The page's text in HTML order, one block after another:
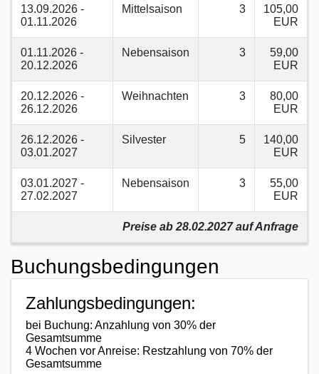
13.09.2026 -
01.11.2026
Mittelsaison 3
105,00
EUR
01.11.2026 -
20.12.2026
Nebensaison 3
59,00
EUR
20.12.2026 -
26.12.2026
Weihnachten 3
80,00
EUR
26.12.2026 -
03.01.2027
Silvester 5
140,00
EUR
03.01.2027 -
27.02.2027
Nebensaison 3
55,00
EUR
Preise ab 28.02.2027 auf Anfrage
Buchungsbedingungen
Zahlungsbedingungen:
bei Buchung: Anzahlung von 30% der
Gesamtsumme
4 Wochen vor Anreise: Restzahlung von 70% der
Gesamtsumme